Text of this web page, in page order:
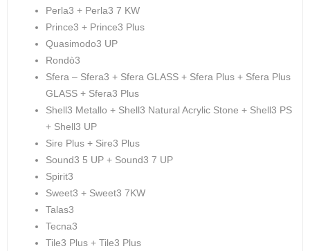
Perla3 + Perla3 7 KW
Prince3 + Prince3 Plus
Quasimodo3 UP
Rondò3
Sfera – Sfera3 + Sfera GLASS + Sfera Plus + Sfera Plus
GLASS + Sfera3 Plus
Shell3 Metallo + Shell3 Natural Acrylic Stone + Shell3 PS
+ Shell3 UP
Sire Plus + Sire3 Plus
Sound3 5 UP + Sound3 7 UP
Spirit3
Sweet3 + Sweet3 7KW
Talas3
Tecna3
Tile3 Plus + Tile3 Plus